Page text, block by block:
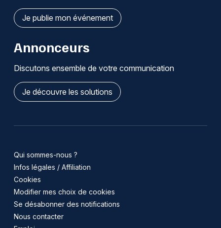
Je publie mon événement
Annonceurs
Discutons ensemble de votre communication
Je découvre les solutions
Qui sommes-nous ?
Infos légales / Affiliation
Cookies
Modifier mes choix de cookies
Se désabonner des notifications
Nous contacter